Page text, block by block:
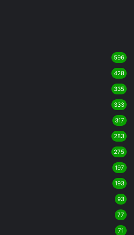
596
428
335
333
317
283
275
197
193
93
77
71